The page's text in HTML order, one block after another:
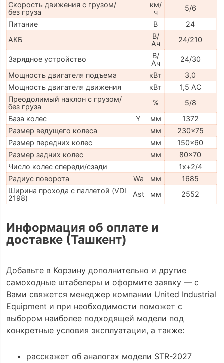
Скорость движения с грузом/
без груза
км/
ч
5/6
Питание
В
24
АКБ
В/
Ач
24/210
Зарядное устройство
В/
Ач
24/30
Мощность двигателя подъема
кВт
3,0
Мощность двигателя движения
кВт
1,5 AC
Преодолимый наклон с грузом/
без груза
%
5/8
База колес
Y мм
1372
Размер ведущего колеса
мм
230x75
Размер передних колес
мм
150x60
Размер задних колес
мм
80x70
Число колес спереди/сзади
1x+2/4
Радиус поворота
Wa мм
1685
Ширина прохода с паллетой (VDI
2198)
Ast мм 2552
Информация об оплате и
доставке (Ташкент)
Добавьте в Корзину дополнительно и другие
самоходные штабелеры и оформите заявку — с
Вами свяжется менеджер компании United Industrial
Equipment и при необходимости поможет с
выбором наиболее подходящей модели под
конкретные условия эксплуатации, а также:
расскажет об аналогах модели STR-2027